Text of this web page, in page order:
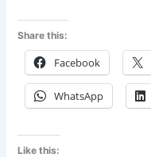
Share this:
Facebook
WhatsApp
Like this: